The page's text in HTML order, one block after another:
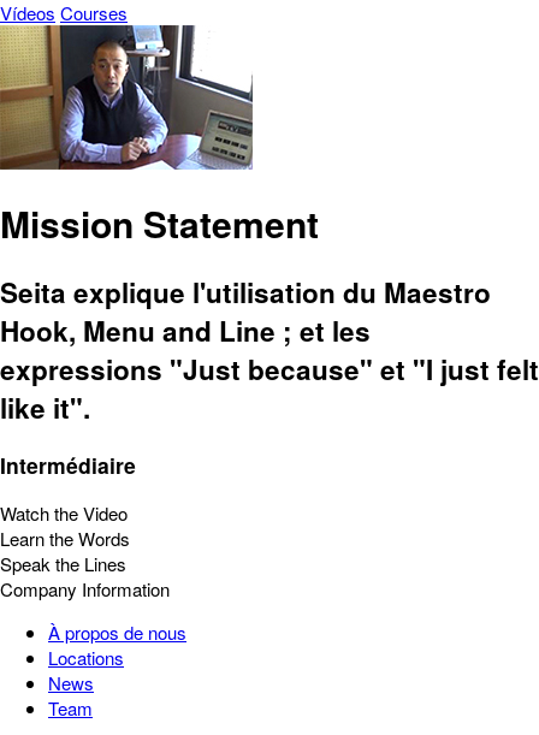
Vídeos Courses
Mission Statement
Seita explique l'utilisation du Maestro
Hook, Menu and Line ; et les
expressions "Just because" et "I just felt
like it".
Intermédiaire
Watch the Video
Learn the Words
Speak the Lines
Company Information
À propos de nous
Locations
News
Team